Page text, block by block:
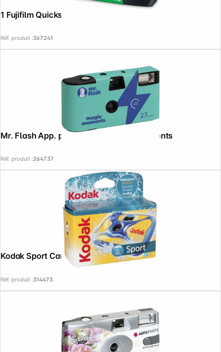
1 Fujifilm Quicksnap Flash 27
Réf. produit :367241
Mr. Flash App. photo jetable magic moments
Réf. produit :264737
Kodak Sport Camera
Réf. produit :314473